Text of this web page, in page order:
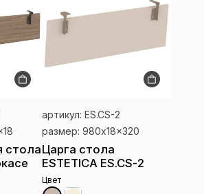
стола
артикул: ES.CS-2
размер: 980x18x320
Царга стола
ESTETICA ES.CS-2
Цвет